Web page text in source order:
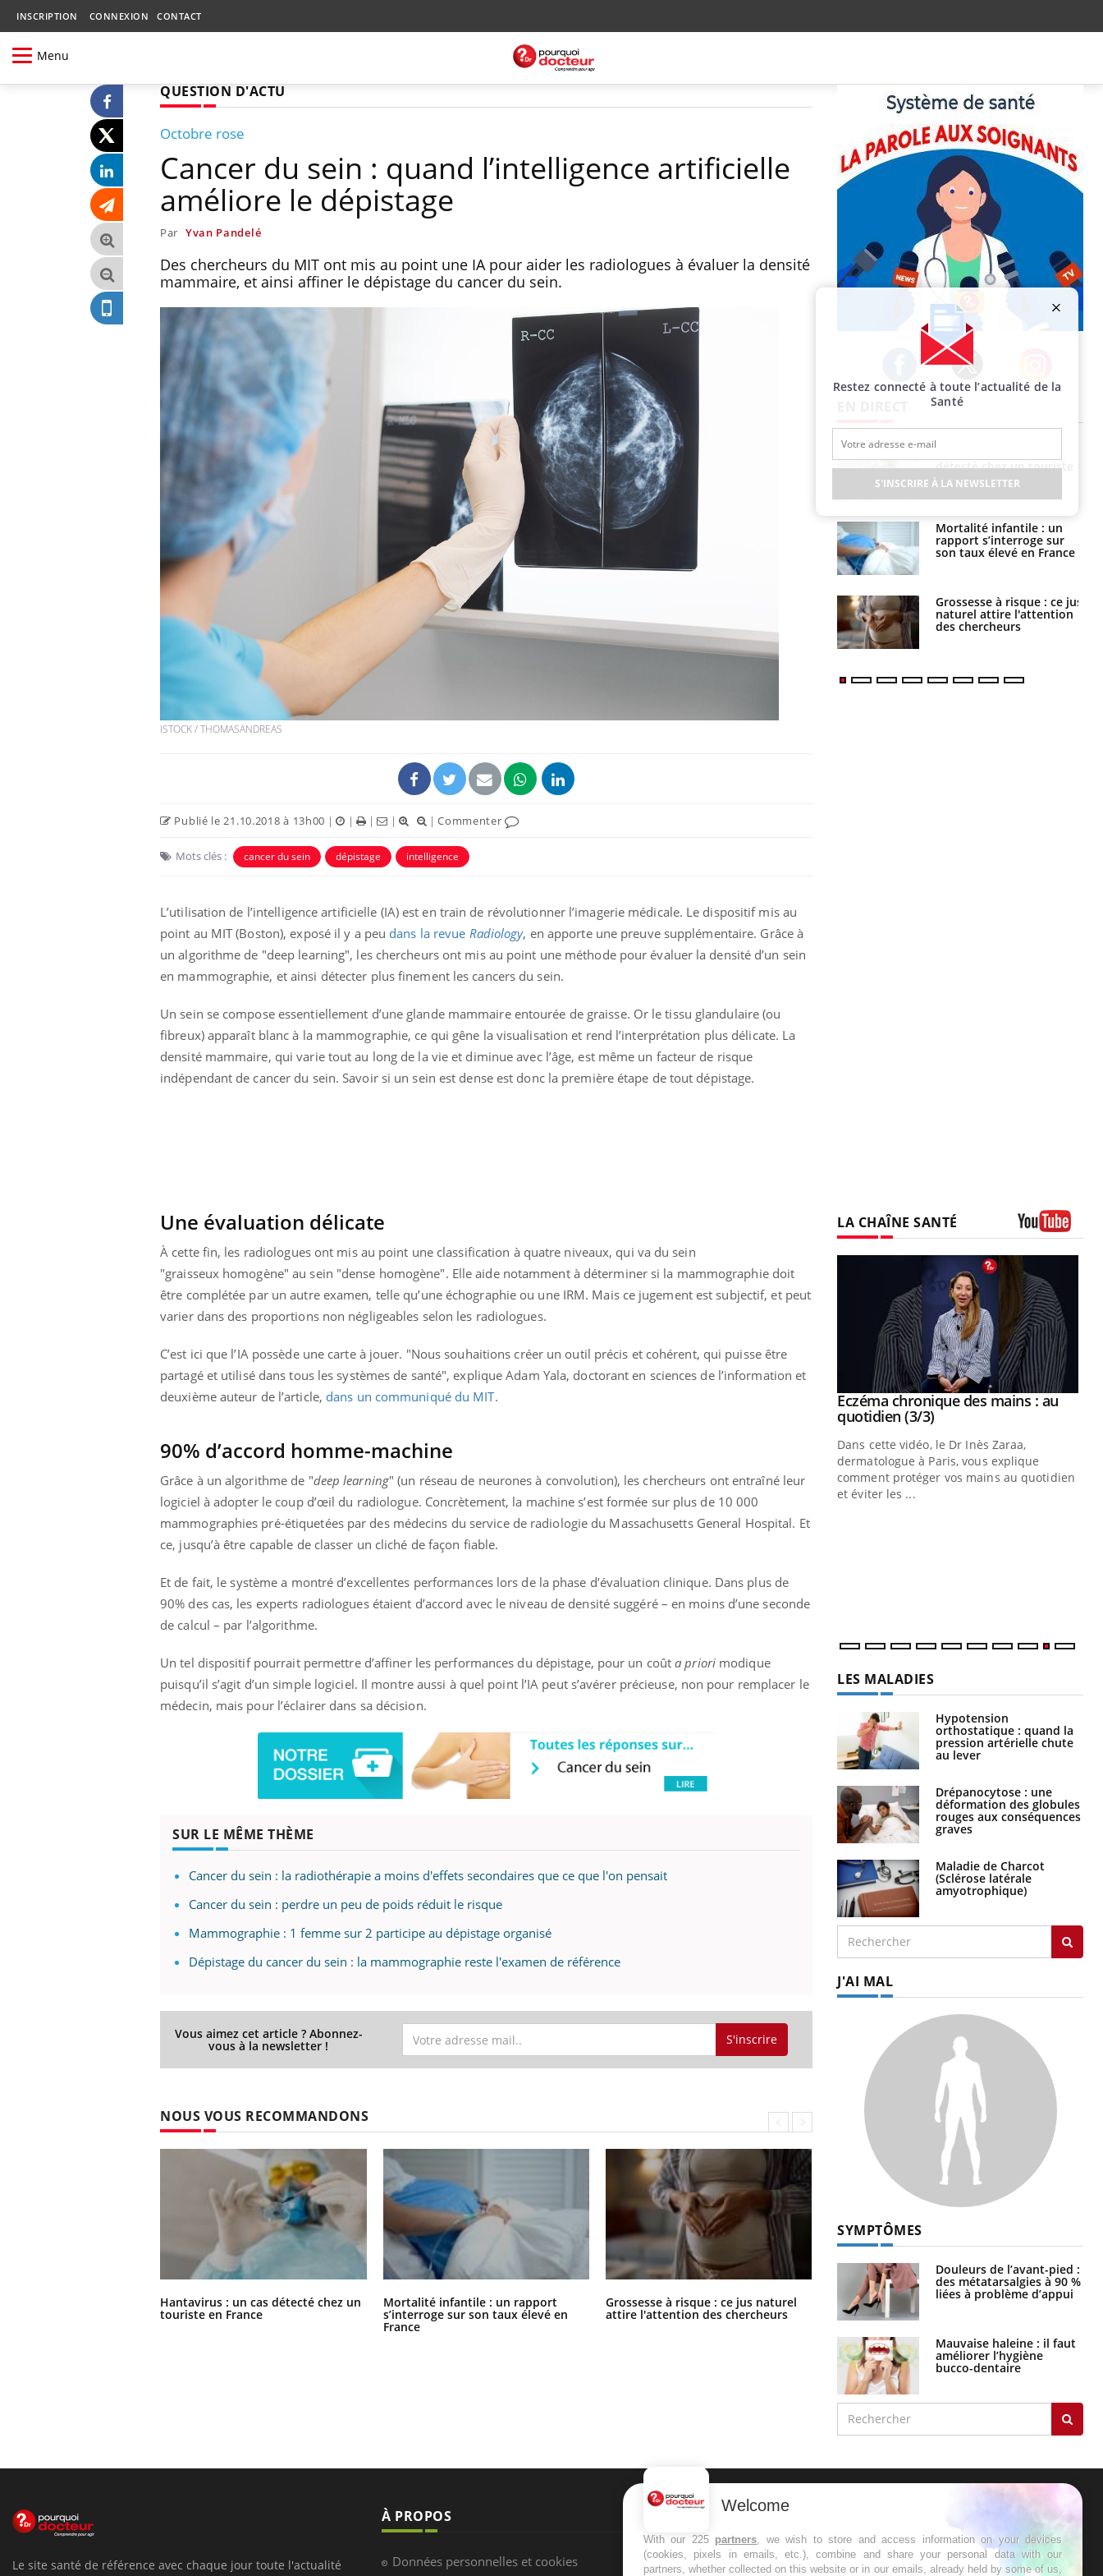
INSCRIPTION CONNEXION CONTACT
Menu
QUESTION D'ACTU
Octobre rose
Cancer du sein : quand l’intelligence artificielle
améliore le dépistage
Par Yvan Pandelé
Des chercheurs du MIT ont mis au point une IA pour aider les radiologues à évaluer la densité
mammaire, et ainsi affiner le dépistage du cancer du sein.
ISTOCK / THOMASANDREAS
Publié le 21.10.2018 à 13h00 | | | | |Commenter
Mots clés : cancer du sein dépistage intelligence
L’utilisation de l’intelligence artificielle (IA) est en train de révolutionner l’imagerie médicale. Le dispositif mis au
point au MIT (Boston), exposé il y a peu dans la revue Radiology, en apporte une preuve supplémentaire. Grâce à
un algorithme de "deep learning", les chercheurs ont mis au point une méthode pour évaluer la densité d’un sein
en mammographie, et ainsi détecter plus finement les cancers du sein.
Un sein se compose essentiellement d’une glande mammaire entourée de graisse. Or le tissu glandulaire (ou
fibreux) apparaît blanc à la mammographie, ce qui gêne la visualisation et rend l’interprétation plus délicate. La
densité mammaire, qui varie tout au long de la vie et diminue avec l’âge, est même un facteur de risque
indépendant de cancer du sein. Savoir si un sein est dense est donc la première étape de tout dépistage.
Une évaluation délicate
À cette fin, les radiologues ont mis au point une classification à quatre niveaux, qui va du sein
"graisseux homogène" au sein "dense homogène". Elle aide notamment à déterminer si la mammographie doit
être complétée par un autre examen, telle qu’une échographie ou une IRM. Mais ce jugement est subjectif, et peut
varier dans des proportions non négligeables selon les radiologues.
C’est ici que l’IA possède une carte à jouer. "Nous souhaitions créer un outil précis et cohérent, qui puisse être
partagé et utilisé dans tous les systèmes de santé", explique Adam Yala, doctorant en sciences de l’information et
deuxième auteur de l’article, dans un communiqué du MIT.
90% d’accord homme-machine
Grâce à un algorithme de "deep learning" (un réseau de neurones à convolution), les chercheurs ont entraîné leur
logiciel à adopter le coup d’œil du radiologue. Concrètement, la machine s’est formée sur plus de 10 000
mammographies pré-étiquetées par des médecins du service de radiologie du Massachusetts General Hospital. Et
ce, jusqu’à être capable de classer un cliché de façon fiable.
Et de fait, le système a montré d’excellentes performances lors de la phase d’évaluation clinique. Dans plus de
90% des cas, les experts radiologues étaient d’accord avec le niveau de densité suggéré – en moins d’une seconde
de calcul – par l’algorithme.
Un tel dispositif pourrait permettre d’affiner les performances du dépistage, pour un coûta priorimodique
puisqu’il s’agit d’un simple logiciel. Il montre aussi à quel point l’IA peut s’avérer précieuse, non pour remplacer le
médecin, mais pour l’éclairer dans sa décision.
SUR LE MÊME THÈME
Cancer du sein : la radiothérapie a moins d'effets secondaires que ce que l'on pensait
Cancer du sein : perdre un peu de poids réduit le risque
Mammographie : 1 femme sur 2 participe au dépistage organisé
Dépistage du cancer du sein : la mammographie reste l'examen de référence
Vous aimez cet article ? Abonnez-
vous à la newsletter ! S'inscrire
NOUS VOUS RECOMMANDONS
Hantavirus : un cas détecté chez un
touriste en France
Mortalité infantile : un rapport
s’interroge sur son taux élevé en
France
Grossesse à risque : ce jus naturel
attire l'attention des chercheurs
Comment oublier les écrans en
vacances ?
Facebook Twitter Instagram
détecté chez un touriste
en France
Mortalité infantile : un
rapport s’interroge sur
son taux élevé en France
Grossesse à risque : ce jus
naturel attire l'attention
des chercheurs
LA CHAÎNE SANTÉ
Un « jumeau numérique » pour
Un établissement lié à un groupe
mutualiste innove en matière de bilan de
santé : l'utilisation d'un « jumeau
numérique » permet ...
Youtube
COUP DE FOOD sur le diabète
nouveau rendez-vous culinaire qui
bouscule les idées reçues ! Dans cet
épisode, une ...
Docteur reçoivent Régis Blugeon, DRH et
directeur ...
Youtube
Eczéma chronique des mains : au
quotidien (3/3)Youtube
Dans cette vidéo, le Dr Inès Zaraa,
dermatologue à Paris, vous explique
comment protéger vos mains au quotidien
et éviter les ...
LES MALADIES
Hypotension
orthostatique : quand la
pression artérielle chute
au lever
Drépanocytose : une
déformation des globules
rouges aux conséquences
graves
Maladie de Charcot
(Sclérose latérale
amyotrophique)
J'AI MAL
SYMPTÔMES
Douleurs de l’avant-pied :
des métatarsalgies à 90 %
liées à problème d’appui
Mauvaise haleine : il faut
améliorer l’hygiène
bucco-dentaire
Restez connecté à toute l’actualité de la
Santé
S'INSCRIRE À LA NEWSLETTER
Le site santé de référence avec chaque jour toute l'actualité
À PROPOS
Données personnelles et cookies
NEWSLETTER
Recevez toutes les semaines les meilleures
infos santé
Welcome
With our 225 partners, we wish to store and access information on your devices
(cookies, pixels in emails, etc.), combine and share your personal data with our
partners, whether collected on this website or in our emails, already held by some of us,